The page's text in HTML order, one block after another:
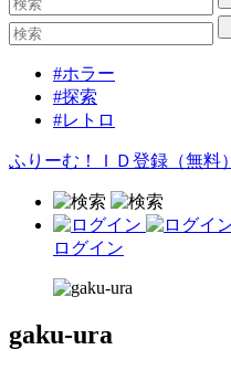
#ホラー
#探索
#レトロ
ふりーむ！ＩＤ登録（無料）
ログイン
gaku-ura